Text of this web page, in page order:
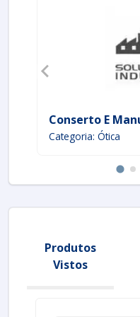
Conserto E
Categoria: Ótica
Produtos
Vistos